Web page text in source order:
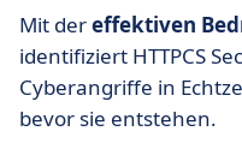
Mit dereffektiven
identifiziert HTTPCS
Cyberangriffe in
bevor sie entstehen.